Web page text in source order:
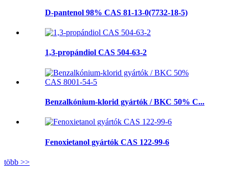
D-pantenol 98% CAS 81-13-0(7732-18-5)
1,3-propándiol CAS 504-63-2
Benzalkónium-klorid gyártók / BKC 50% C...
Fenoxietanol gyártók CAS 122-99-6
több >>